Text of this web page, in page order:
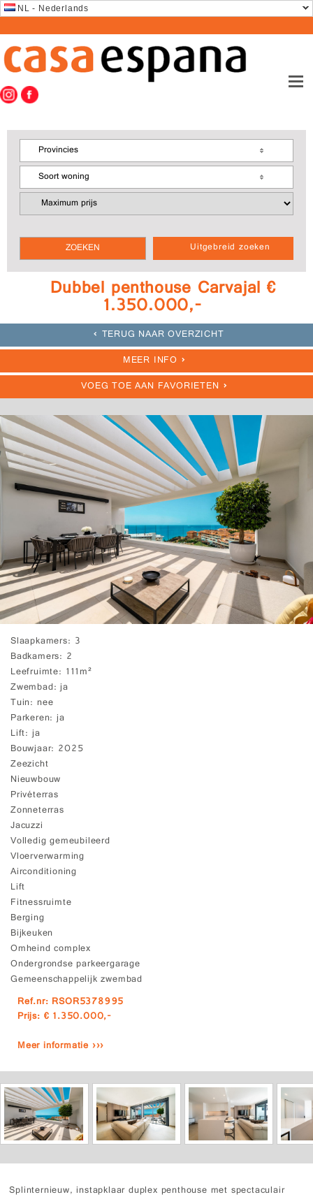
NL - Nederlands
Uitgebreid zoeken
Provincies
Soort woning
Dubbel penthouse Carvajal €
1.350.000,-
TERUG NAAR OVERZICHT
MEER INFO
VOEG TOE AAN FAVORIETEN
Slaapkamers 3
Badkamers 2
Leefruimte 111m²
Zwembad ja
Tuin nee
Parkeren ja
Lift ja
Bouwjaar 2025
Zeezicht
Nieuwbouw
Privéterras
Zonneterras
Jacuzzi
Volledig gemeubileerd
Vloerverwarming
Airconditioning
Lift
Fitnessruimte
Berging
Bijkeuken
Omheind complex
Ondergrondse parkeergarage
Gemeenschappelijk zwembad
Ref.nr: RSOR5378995
Prijs: € 1.350.000,-
Meer informatie ›››
Splinternieuw, instapklaar duplex penthouse met spectaculair